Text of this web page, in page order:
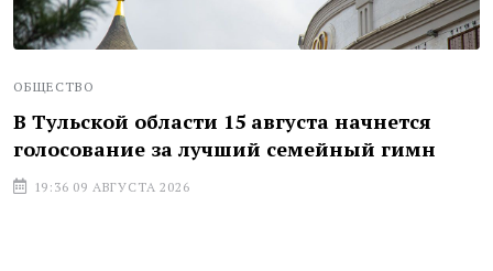
ОБЩЕСТВО
В Тульской области 15 августа начнется
голосование за лучший семейный гимн
19:36 09 АВГУСТА 2026